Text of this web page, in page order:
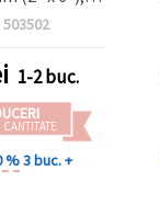
ștampilare:
503502
1-2 buc.
CANTITATE
%3 buc. +